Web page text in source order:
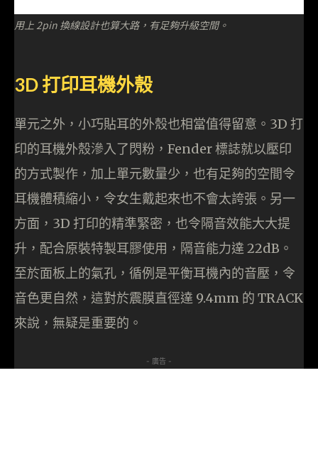
用上 2pin 換線設計也算大路，有足夠升級空間。
3D 打印耳機外殼
單元之外，小巧貼耳的外殼也相當值得留意。3D 打
印的耳機外殼滲入了閃粉，Fender 標誌就以壓印
的方式製作，加上單元數量少，也有足夠的空間令
耳機體積縮小，令女生戴起來也不會太誇張。另一
方面，3D 打印的精準緊密，也令隔音效能大大提
升，配合原裝特製耳膠使用，隔音能力達 22dB。
至於面板上的氣孔，循例是平衡耳機內的音壓，令
音色更自然，這對於震膜直徑達 9.4mm 的 TRACK
來說，無疑是重要的。
- 廣告 -